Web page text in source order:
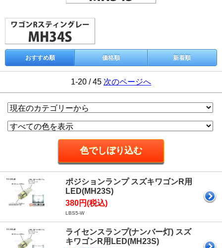
おすすめ順 価格順 新着順
1-20 / 45 次のページへ
ポジションランプ スズキワゴンR用
LED(MH23S)
380円(税込)
LBS5-W
ライセンスランプ(ナンバー灯) スズ
キワゴンR用LED(MH23S)